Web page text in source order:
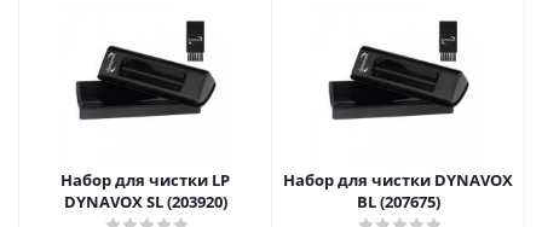
Набор для чистки LP
DYNAVOX SL (203920)
Набор для чистки DYNAVOX
BL (207675)